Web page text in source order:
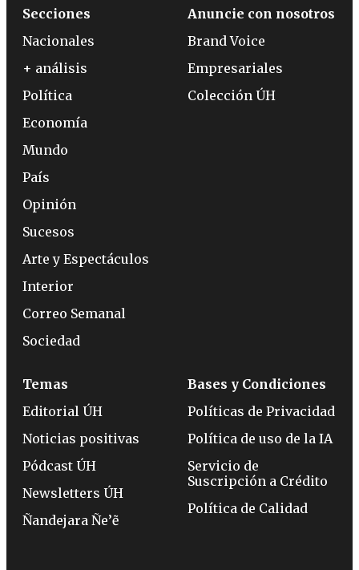
Secciones
Nacionales
+ análisis
Política
Economía
Mundo
País
Opinión
Sucesos
Arte y Espectáculos
Interior
Correo Semanal
Sociedad
Anuncie con nosotros
Brand Voice
Empresariales
Colección ÚH
Temas
Editorial ÚH
Noticias positivas
Pódcast ÚH
Newsletters ÚH
Ñandejara Ñe’ẽ
Bases y Condiciones
Políticas de Privacidad
Política de uso de la IA
Servicio de
Suscripción a Crédito
Política de Calidad